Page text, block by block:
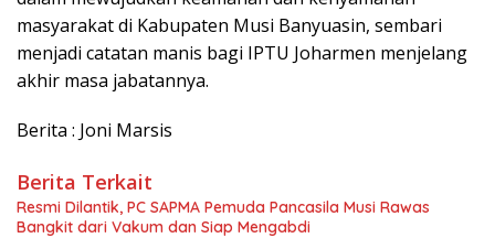
masyarakat di Kabupaten Musi Banyuasin, sembari
menjadi catatan manis bagi IPTU Joharmen menjelang
akhir masa jabatannya.
Berita : Joni Marsis
Berita Terkait
Resmi Dilantik, PC SAPMA Pemuda Pancasila Musi Rawas
Bangkit dari Vakum dan Siap Mengabdi